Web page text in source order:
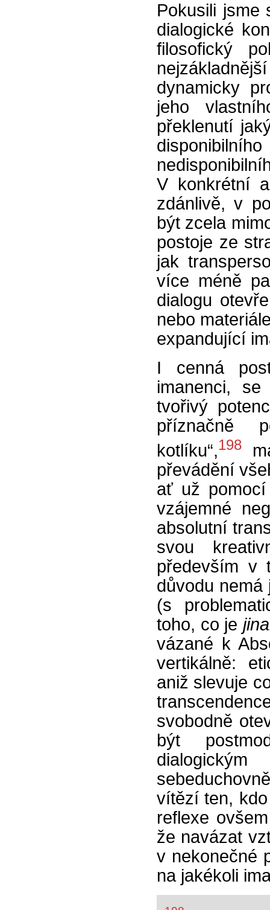
Pokusili jsme
dialogické
filosofický
dynamicky
jeho
překlenutí
V konkrétní
zdánlivě, v
být zcela
postoje ze
jak
více méně
dialogu
nebo
expandující
I cenná
imanenci,
tvořivý
příznačně
kotlíku“,198
převádění
ať už pomocí
vzájemné
absolutní
svou
především v
důvodu
(s
toho, co je
vázané k
vertikálně:
aniž slevuje
svobodně
být
vítězí ten,
reflexe
že navázat
v nekonečné
na jakékoli